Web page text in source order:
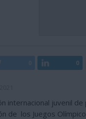
0
internacional juvenil
de los Juegos